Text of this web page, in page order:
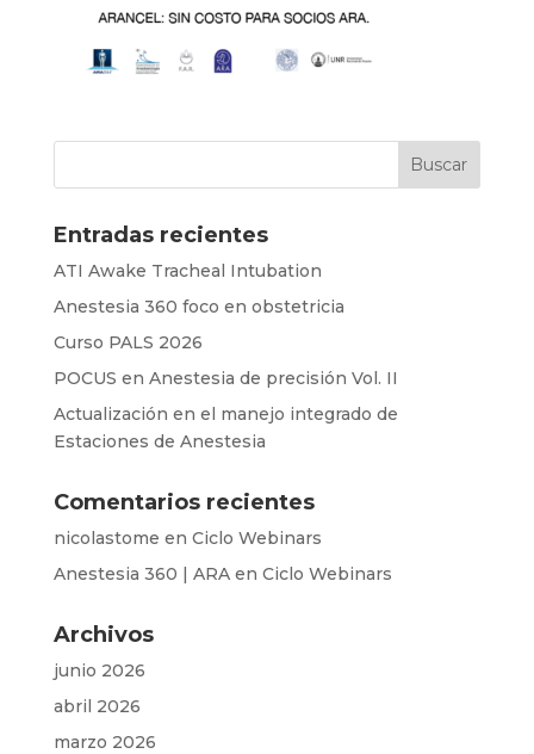
Entradas recientes
ATI Awake Tracheal Intubation
Anestesia 360 foco en obstetricia
Curso PALS 2026
POCUS en Anestesia de precisión Vol. II
Actualización en el manejo integrado de
Estaciones de Anestesia
Comentarios recientes
nicolastome en Ciclo Webinars
Anestesia 360 | ARAen Ciclo Webinars
Archivos
junio 2026
abril 2026
marzo 2026